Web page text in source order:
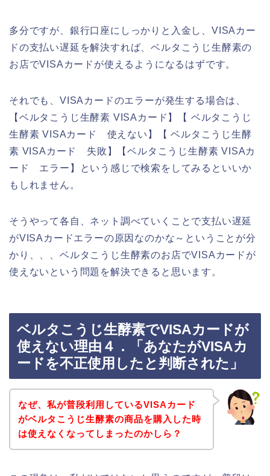
多分ですが、銀行口座にしっかりと入金し、VISAカー
ドの支払い遅延を解決すれば、ベルタこうじ生酵素の
お店でVISAカードが使えるようになるはずです。
それでも、VISAカードのエラーが発生する場合は、
【ベルタこうじ生酵素 VISAカード】【 ベルタこうじ
生酵素 VISAカード 使えない】【 ベルタこうじ生酵
素 VISAカード 失敗】【ベルタこうじ生酵素 VISAカ
ード エラー】という感じで検索をしてみるといいか
もしれません。
そうやって各自、ネット調べていくことで支払い遅延
がVISAカードエラーの原因なのかな～ということが分
かり、、、ベルタこうじ生酵素のお店でVISAカードが
使えないという問題を解決できると思います。
ベルタこうじ生酵素でVISAカードが
使えない理由４．「あなたがVISAカ
ードを不正使用したと判断された」
なぜ、私が普段利用しているVISAカード
がベルタこうじ生酵素の商品を購入した時
は使えなくなってしまったのかしら？